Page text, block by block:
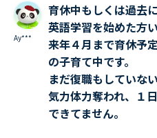
Ay***
育休中もしくは過去
英語学習を始めた方
来年４月まで育休予
の子育て中です。
まだ復職もしていな
気力体力奪われ、１
できてません。